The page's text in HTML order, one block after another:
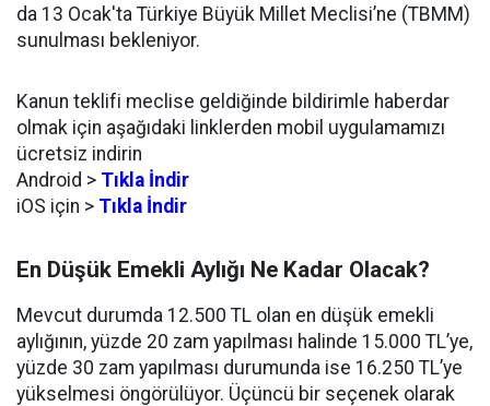
da 13 Ocak'ta Türkiye Büyük Millet Meclisi’ne (TBMM)
sunulması bekleniyor.
Kanun teklifi meclise geldiğinde bildirimle haberdar
olmak için aşağıdaki linklerden mobil uygulamamızı
ücretsiz indirin
Android > Tıkla İndir
iOS için > Tıkla İndir
En Düşük Emekli Aylığı Ne Kadar Olacak?
Mevcut durumda 12.500 TL olan en düşük emekli
aylığının, yüzde 20 zam yapılması halinde 15.000 TL’ye,
yüzde 30 zam yapılması durumunda ise 16.250 TL’ye
yükselmesi öngörülüyor. Üçüncü bir seçenek olarak